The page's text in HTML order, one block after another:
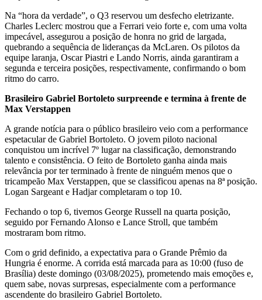
Na “hora da verdade”, o Q3 reservou um desfecho eletrizante.
Charles Leclerc mostrou que a Ferrari veio forte e, com uma volta
impecável, assegurou a posição de honra no grid de largada,
quebrando a sequência de lideranças da McLaren. Os pilotos da
equipe laranja, Oscar Piastri e Lando Norris, ainda garantiram a
segunda e terceira posições, respectivamente, confirmando o bom
ritmo do carro.
Brasileiro Gabriel Bortoleto surpreende e termina à frente de
Max Verstappen
A grande notícia para o público brasileiro veio com a performance
espetacular de Gabriel Bortoleto. O jovem piloto nacional
conquistou um incrível 7º lugar na classificação, demonstrando
talento e consistência. O feito de Bortoleto ganha ainda mais
relevância por ter terminado à frente de ninguém menos que o
tricampeão Max Verstappen, que se classificou apenas na 8ª posição.
Logan Sargeant e Hadjar completaram o top 10.
Fechando o top 6, tivemos George Russell na quarta posição,
seguido por Fernando Alonso e Lance Stroll, que também
mostraram bom ritmo.
Com o grid definido, a expectativa para o Grande Prêmio da
Hungria é enorme. A corrida está marcada para as 10:00 (fuso de
Brasília) deste domingo (03/08/2025), prometendo mais emoções e,
quem sabe, novas surpresas, especialmente com a performance
ascendente do brasileiro Gabriel Bortoleto.